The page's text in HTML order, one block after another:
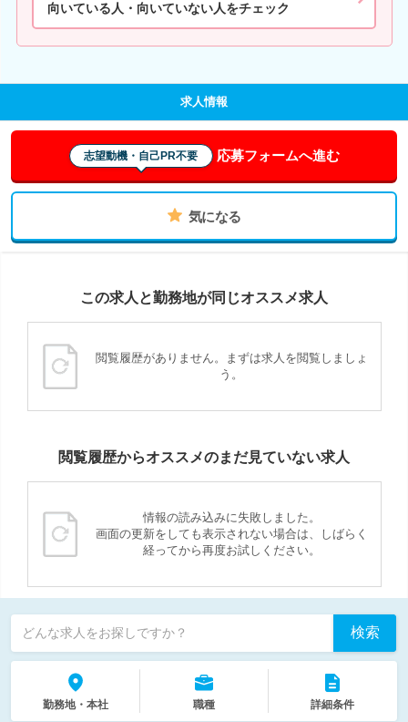
向いている人・向いていない人をチェック
求人情報
志望動機・自己PR不要 応募フォームへ進む
気になる
この求人と勤務地が同じオススメ求人
閲覧履歴がありません。まずは求人を閲覧しましょ
う。
閲覧履歴からオススメのまだ見ていない求人
情報の読み込みに失敗しました。
画面の更新をしても表示されない場合は、しばらく
経ってから再度お試しください。
どんな求人をお探しですか？ 検索
勤務地・本社 職種 詳細条件